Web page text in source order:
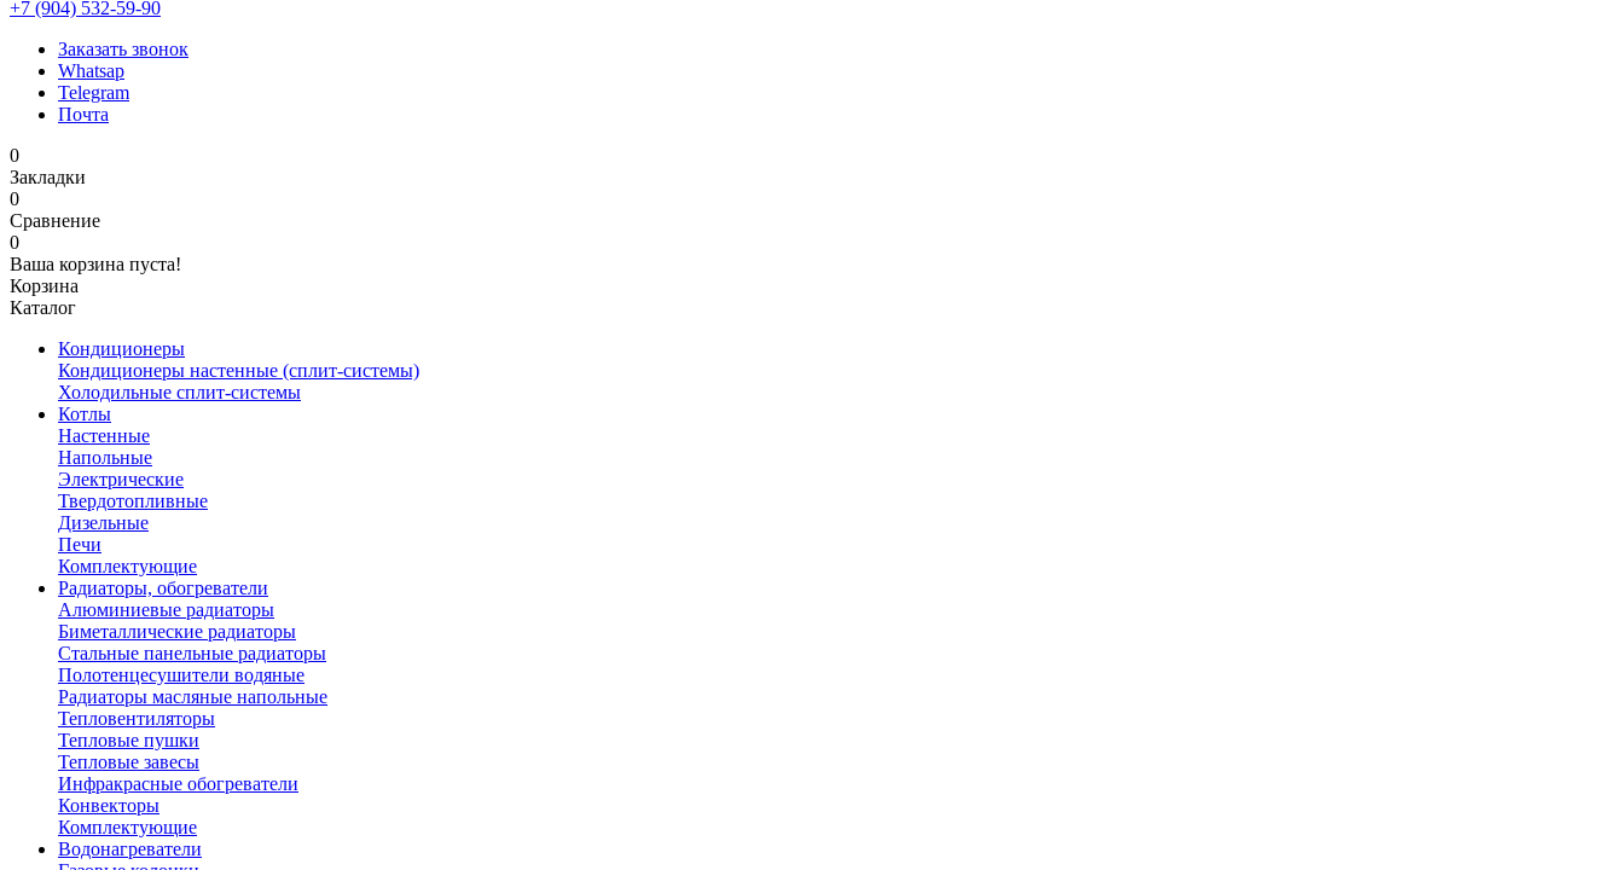
+7 (904) 532-59-90
Заказать звонок
Whatsap
Telegram
Почта
0
Закладки
0
Сравнение
0
Ваша корзина пуста!
Корзина
Каталог
Кондиционеры
Кондиционеры настенные (сплит-системы)
Холодильные сплит-системы
Котлы
Настенные
Напольные
Электрические
Твердотопливные
Дизельные
Печи
Комплектующие
Радиаторы, обогреватели
Алюминиевые радиаторы
Биметаллические радиаторы
Стальные панельные радиаторы
Полотенцесушители водяные
Радиаторы масляные напольные
Тепловентиляторы
Тепловые пушки
Тепловые завесы
Инфракрасные обогреватели
Конвекторы
Комплектующие
Водонагреватели